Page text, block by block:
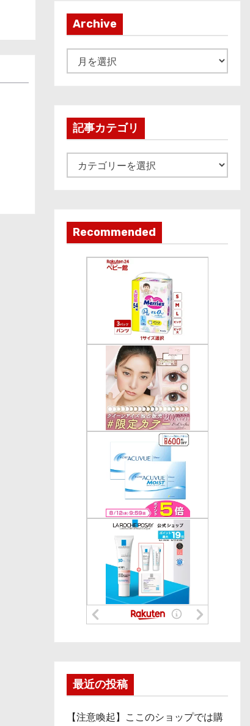
Archive
r
v
記事カテゴリ
事
ゴ
リ
Recommended
最近の投稿
【注意喚起】ここのショップでは購